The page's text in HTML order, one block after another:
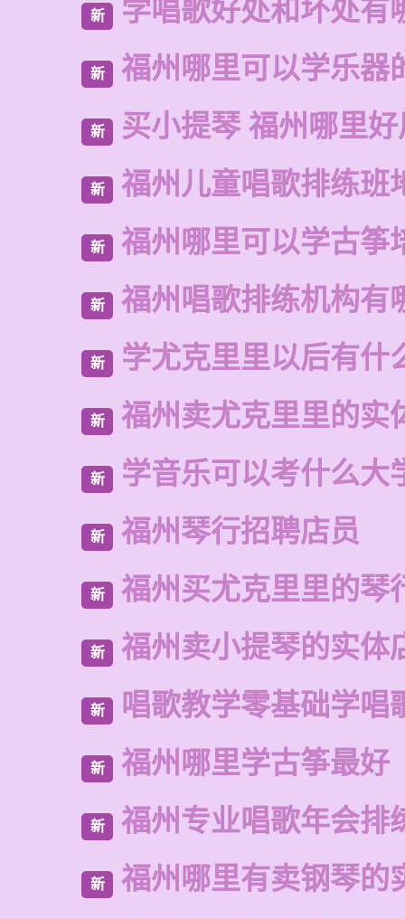
新 学唱歌好处和坏处有
新 福州哪里可以学乐器
新 买小提琴 福州哪里
新 福州儿童唱歌排练班
新 福州哪里可以学古筝
新 福州唱歌排练机构有
新 学尤克里里以后有什
新 福州卖尤克里里的实
新 学音乐可以考什么大
新 福州琴行招聘店员
新 福州买尤克里里的琴
新 福州卖小提琴的实体
新 唱歌教学零基础学唱
新 福州哪里学古筝最好
新 福州专业唱歌年会排
新 福州哪里有卖钢琴的